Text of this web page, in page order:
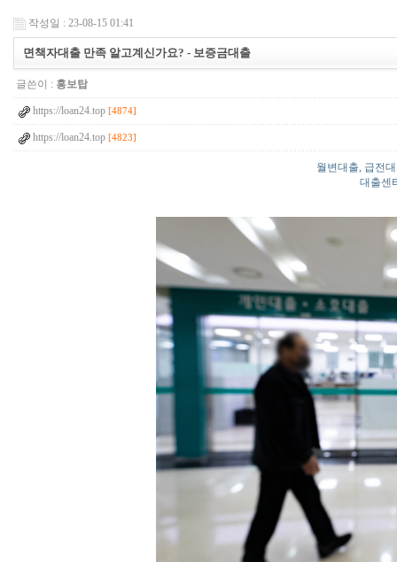
작성일 : 23-08-15 01:41
면책자대출 만족 알고계신가요? - 보증금대출
글쓴이 : 홍보탑
https://loan24.top [4874]
https://loan24.top [4823]
월변대출, 급전
대출센